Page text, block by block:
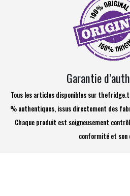
Garantie
Tous les articles disponibles sur
% authentiques, issus directement des
Chaque produit est soigneusement
conformité et son